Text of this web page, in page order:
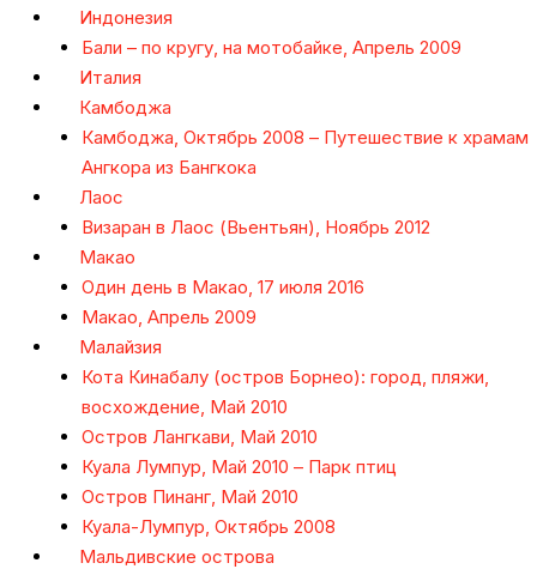
Индонезия
Бали – по кругу, на мотобайке, Апрель 2009
Италия
Камбоджа
Камбоджа, Октябрь 2008 – Путешествие к храмам
Ангкора из Бангкока
Лаос
Визаран в Лаос (Вьентьян), Ноябрь 2012
Макао
Один день в Макао, 17 июля 2016
Макао, Апрель 2009
Малайзия
Кота Кинабалу (остров Борнео): город, пляжи,
восхождение, Май 2010
Остров Лангкави, Май 2010
Куала Лумпур, Май 2010 – Парк птиц
Остров Пинанг, Май 2010
Куала-Лумпур, Октябрь 2008
Мальдивские острова